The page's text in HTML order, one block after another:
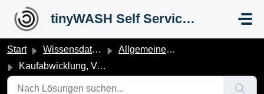
Zum hauptsächlichen Inhalt gehen
tinyWASH Self Service Portal
Start Wissensdatenbank
Allgemeine Fragen
Kaufabwicklung, Versand & Lieferzeiten